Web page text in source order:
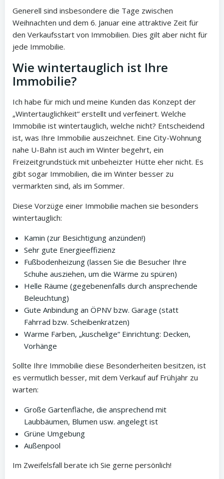
Generell sind insbesondere die Tage zwischen
Weihnachten und dem 6. Januar eine attraktive Zeit für
den Verkaufsstart von Immobilien. Dies gilt aber nicht für
jede Immobilie.
Wie wintertauglich ist Ihre
Immobilie?
Ich habe für mich und meine Kunden das Konzept der
„Wintertauglichkeit“ erstellt und verfeinert. Welche
Immobilie ist wintertauglich, welche nicht? Entscheidend
ist, was Ihre Immobilie auszeichnet. Eine City-Wohnung
nahe U-Bahn ist auch im Winter begehrt, ein
Freizeitgrundstück mit unbeheizter Hütte eher nicht. Es
gibt sogar Immobilien, die im Winter besser zu
vermarkten sind, als im Sommer.
Diese Vorzüge einer Immobilie machen sie besonders
wintertauglich:
Kamin (zur Besichtigung anzünden!)
Sehr gute Energieeffizienz
Fußbodenheizung (lassen Sie die Besucher Ihre
Schuhe ausziehen, um die Wärme zu spüren)
Helle Räume (gegebenenfalls durch ansprechende
Beleuchtung)
Gute Anbindung an ÖPNV bzw. Garage (statt
Fahrrad bzw. Scheibenkratzen)
Warme Farben, „kuschelige“ Einrichtung: Decken,
Vorhänge
Sollte Ihre Immobilie diese Besonderheiten besitzen, ist
es vermutlich besser, mit dem Verkauf auf Frühjahr zu
warten:
Große Gartenfläche, die ansprechend mit
Laubbäumen, Blumen usw. angelegt ist
Grüne Umgebung
Außenpool
Im Zweifelsfall berate ich Sie gerne persönlich!